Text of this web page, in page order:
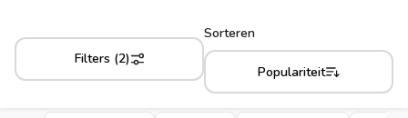
Filters (2)
Sorteren
Populariteit